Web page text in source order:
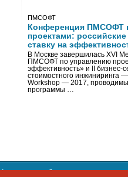
ПМСОФТ
Конференция ПМСОФТ
проектами:
ставку на
В Москве завершилась XVI
ПМСОФТ по управлению
эффективность» и II бизнес-
стоимостного инжиниринга
Workshop — 2017,
программы …
об авторских правах